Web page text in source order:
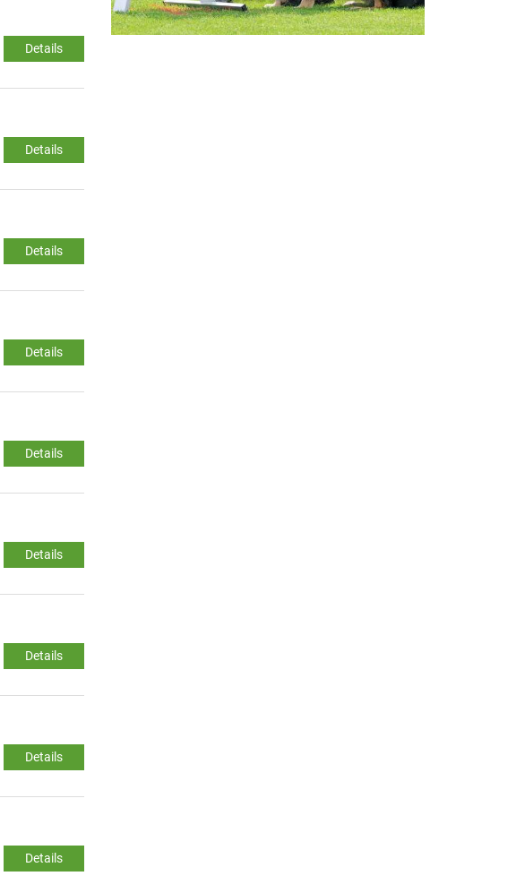
Details
Details
Details
Details
Details
Details
Details
Details
Details